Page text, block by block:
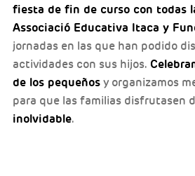
fiesta de fin de curso con todas
Associació Educativa Itaca y
jornadas en las que han podido
actividades con sus hijos.
de los pequeños y organizamos
para que las familias disfrutasen
inolvidable.